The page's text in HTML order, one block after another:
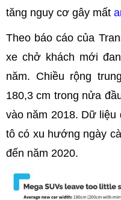
tăng nguy cơ gây mất
Theo báo cáo của
xe chở khách mới
năm. Chiều rộng
180,3 cm trong nửa
vào năm 2018. Dữ
tô có xu hướng ngày
đến năm 2020.